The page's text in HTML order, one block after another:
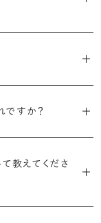
す。
ブ／V字）と素材（プ
身に着けたいのか
スオリジナル診断を
ださい。
すか？
中でも婚約指輪を楽
高さを抑えて作られ
教えてくださ